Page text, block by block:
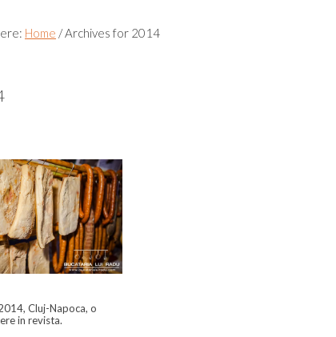
Home /Archives for 2014
Cluj-Napoca, o
in revista.